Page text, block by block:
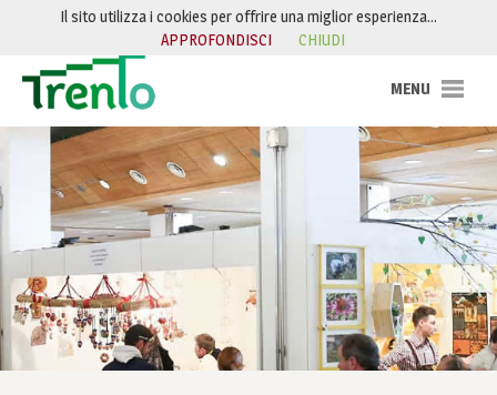
Salta al contenuto
Il sito utilizza i cookies per offrire una miglior esperienza…
APPROFONDISCI
CHIUDI